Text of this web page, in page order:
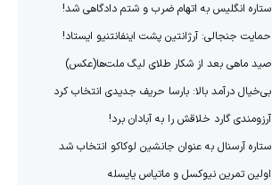
ستاره انگلیس به اتهام ضرب و شتم دادگاهی شد!
حمایت جنجالی: آرژانتین پشت اینفانتنیو ایستاد!
صید ماهی بعد از شکار طلای لیگ ملت‌ها(عکس)
بی‌خیال درآمد بالا: بارسا حریف جدیدی انتخاب کرد
آرزومندی گارد خلاقش را به آبادان برد!
ستاره آرسنال به عنوان جانشین لوکاکو انتخاب شد
اولین تمرین نیوکسل و ماتیاس یایسله